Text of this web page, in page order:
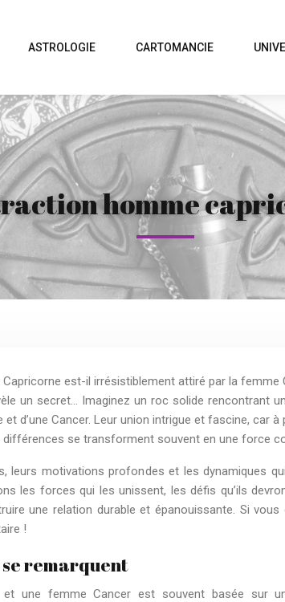
ASTROLOGIE CARTOMANCIE
homme
est-il irrésistiblement attiré par la femme
un secret… Imaginez un roc solide rencontrant
et d’une Cancer. Leur union intrigue et fascine, car à
se transforment souvent en une force
leurs motivations profondes et les dynamiques
les forces qui les unissent, les défis qu’ils
une relation durable et épanouissante. Si vous
!
remarquent
et une femme Cancer est souvent basée sur